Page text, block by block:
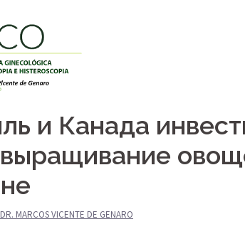
и Канада
DR. MARCOS VICENTE DE GENARO